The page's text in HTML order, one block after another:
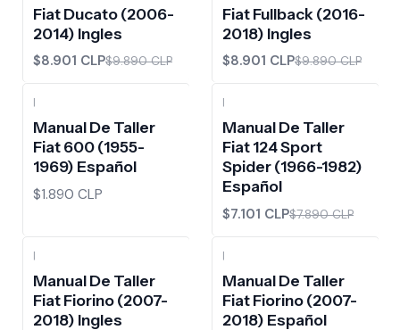
Fiat Ducato (2006-
2014) Ingles
$8.901 CLP$9.890 CLP
Fiat Fullback (2016-
2018) Ingles
$8.901 CLP$9.890 CLP
|
Manual De Taller
Fiat 600 (1955-
1969) Español
$1.890 CLP
|
Manual De Taller
Fiat 124 Sport
Spider (1966-1982)
Español
$7.101 CLP$7.890 CLP
|
Manual De Taller
Fiat Fiorino (2007-
2018) Ingles
|
Manual De Taller
Fiat Fiorino (2007-
2018) Español